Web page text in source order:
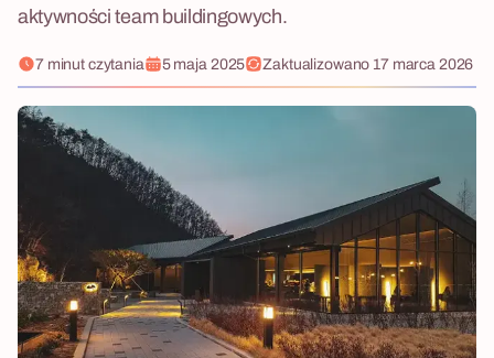
aktywności team buildingowych.
7 minut czytania 5 maja 2025 Zaktualizowano 17 marca 2026